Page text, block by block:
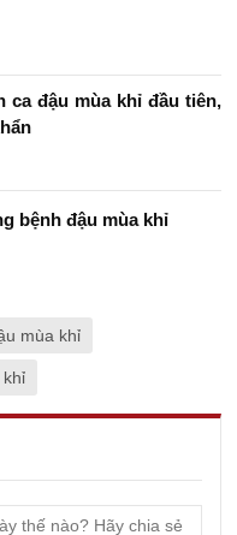
ca đậu mùa khỉ đầu tiên,
bệnh đậu mùa khỉ
mùa khỉ
khỉ